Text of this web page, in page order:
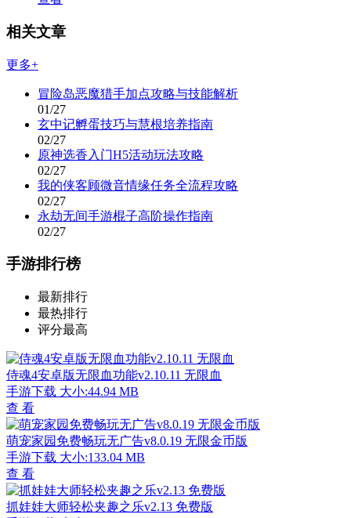
相关文章
更多+
冒险岛恶魔猎手加点攻略与技能解析
01/27
玄中记孵蛋技巧与慧根培养指南
02/27
原神选香入门H5活动玩法攻略
02/27
我的侠客顾微音情缘任务全流程攻略
02/27
永劫无间手游棍子高阶操作指南
02/27
手游排行榜
最新排行
最热排行
评分最高
侍魂4安卓版无限血功能v2.10.11 无限血
手游下载 大小:44.94 MB
查 看
萌宠家园免费畅玩无广告v8.0.19 无限金币版
手游下载 大小:133.04 MB
查 看
抓娃娃大师轻松夹趣之乐v2.13 免费版